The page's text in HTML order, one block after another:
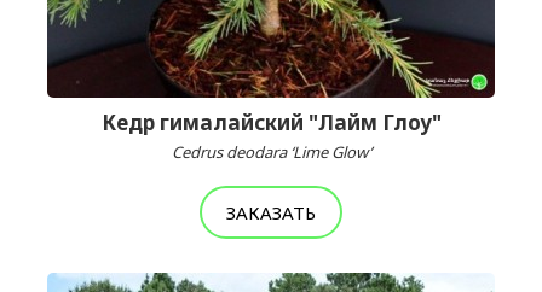
Кедр гималайский "Лайм Глоу"
Cedrus deodara ‘Lime Glow’
ЗАКАЗАТЬ